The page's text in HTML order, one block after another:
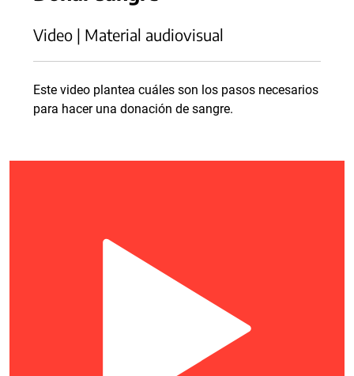
Video | Material audiovisual
Este video plantea cuáles son los pasos necesarios
para hacer una donación de sangre.